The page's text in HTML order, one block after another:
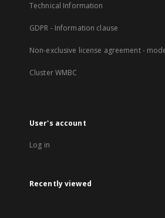
Technical Information
GDPR - Information clause
Non-exclusive license agreement -
Cluster WMBC
User's account
Log in
Recently viewed